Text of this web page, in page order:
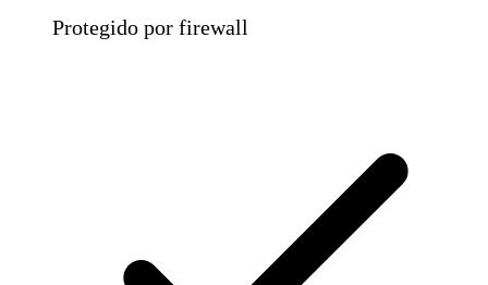
Protegido por firewall